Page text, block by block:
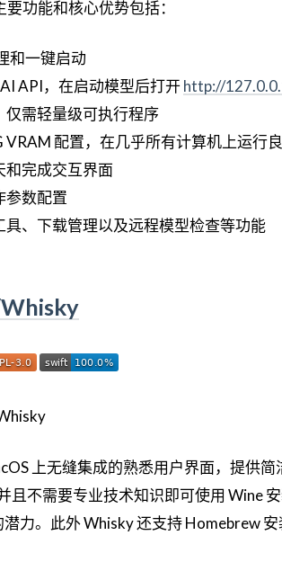
功能和核心优势包括：
和一键启动
API，在启动模型后打开http://
仅需轻量级可执行程序
VRAM 配置，在几乎所有计算机上运行
和完成交互界面
参数配置
具、下载管理以及远程模型检查等功能
上无缝集成的熟悉用户界面，提供
且不需要专业技术知识即可使用 Wine
力。此外 Whisky 还支持 Homebrew